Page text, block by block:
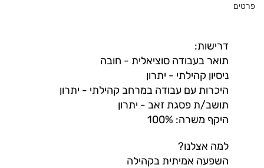
פרטים
דרישות:
תואר בעבודה סוציאלית - חובה
ניסיון קהילתי - יתרון
היכרות עם עבודה במרחב קהילתי - יתרון
תושב/ת פסגת זאב - יתרון
היקף משרה: 100%
למה אצלנו?
השפעה אמיתית בקהילה